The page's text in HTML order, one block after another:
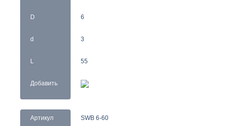
D
d
L
Добавить
6
3
55
Артикул SWB 6-60